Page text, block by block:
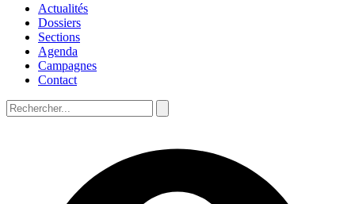
Actualités
Dossiers
Sections
Agenda
Campagnes
Contact